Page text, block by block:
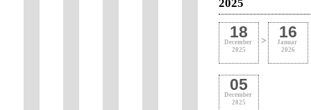
2025
18
December
2025
> 16
Januar
2026
05
December
2025